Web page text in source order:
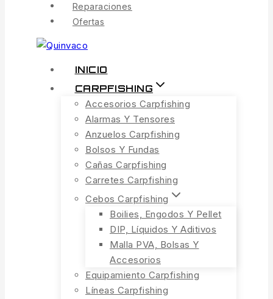
Reparaciones
Ofertas
INICIO
CARPFISHING
Accesorios Carpfishing
Alarmas Y Tensores
Anzuelos Carpfishing
Bolsos Y Fundas
Cañas Carpfishing
Carretes Carpfishing
Cebos Carpfishing
Boilies, Engodos Y Pellet
DIP, Líquidos Y Aditivos
Malla PVA, Bolsas Y
Accesorios
Equipamiento Carpfishing
Líneas Carpfishing